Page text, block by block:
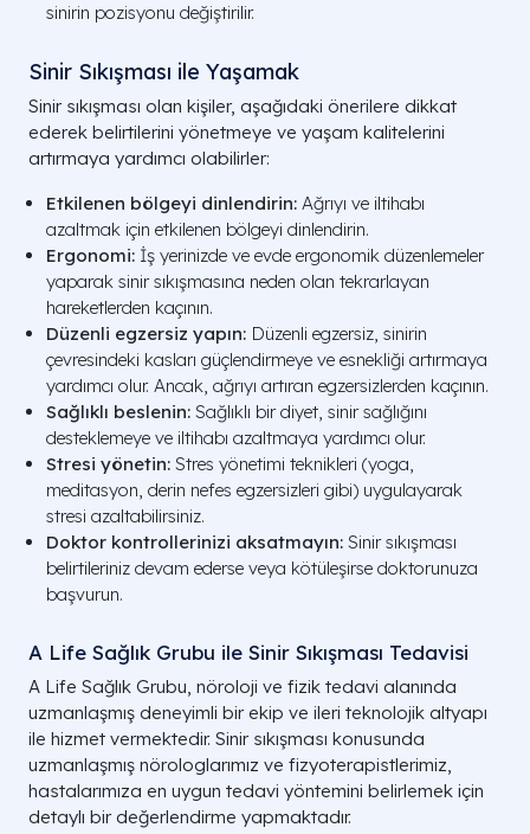
sinirin pozisyonu değiştirilir.
Sinir Sıkışması ile Yaşamak
Sinir sıkışması olan kişiler, aşağıdaki önerilere dikkat
ederek belirtilerini yönetmeye ve yaşam kalitelerini
artırmaya yardımcı olabilirler:
Etkilenen bölgeyi dinlendirin: Ağrıyı ve iltihabı
azaltmak için etkilenen bölgeyi dinlendirin.
Ergonomi: İş yerinizde ve evde ergonomik düzenlemeler
yaparak sinir sıkışmasına neden olan tekrarlayan
hareketlerden kaçının.
Düzenli egzersiz yapın: Düzenli egzersiz, sinirin
çevresindeki kasları güçlendirmeye ve esnekliği artırmaya
yardımcı olur. Ancak, ağrıyı artıran egzersizlerden kaçının.
Sağlıklı beslenin: Sağlıklı bir diyet, sinir sağlığını
desteklemeye ve iltihabı azaltmaya yardımcı olur.
Stresi yönetin: Stres yönetimi teknikleri (yoga,
meditasyon, derin nefes egzersizleri gibi) uygulayarak
stresi azaltabilirsiniz.
Doktor kontrollerinizi aksatmayın: Sinir sıkışması
belirtileriniz devam ederse veya kötüleşirse doktorunuza
başvurun.
A Life Sağlık Grubu ile Sinir Sıkışması Tedavisi
A Life Sağlık Grubu, nöroloji ve fizik tedavi alanında
uzmanlaşmış deneyimli bir ekip ve ileri teknolojik altyapı
ile hizmet vermektedir. Sinir sıkışması konusunda
uzmanlaşmış nörologlarımız ve fizyoterapistlerimiz,
hastalarımıza en uygun tedavi yöntemini belirlemek için
detaylı bir değerlendirme yapmaktadır.